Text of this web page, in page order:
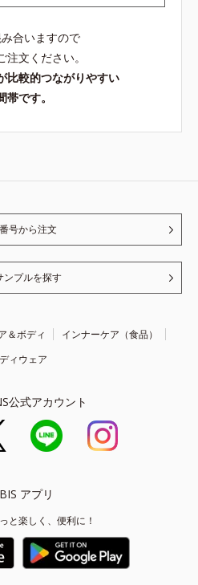
合いますので
注文ください。
比較的つながりやすい
帯です。
号から注文
ンプルを探す
＆ボディ
インナーケア（食品）
ィウェア
公式アカウント
アプリ
と楽しく、便利に！